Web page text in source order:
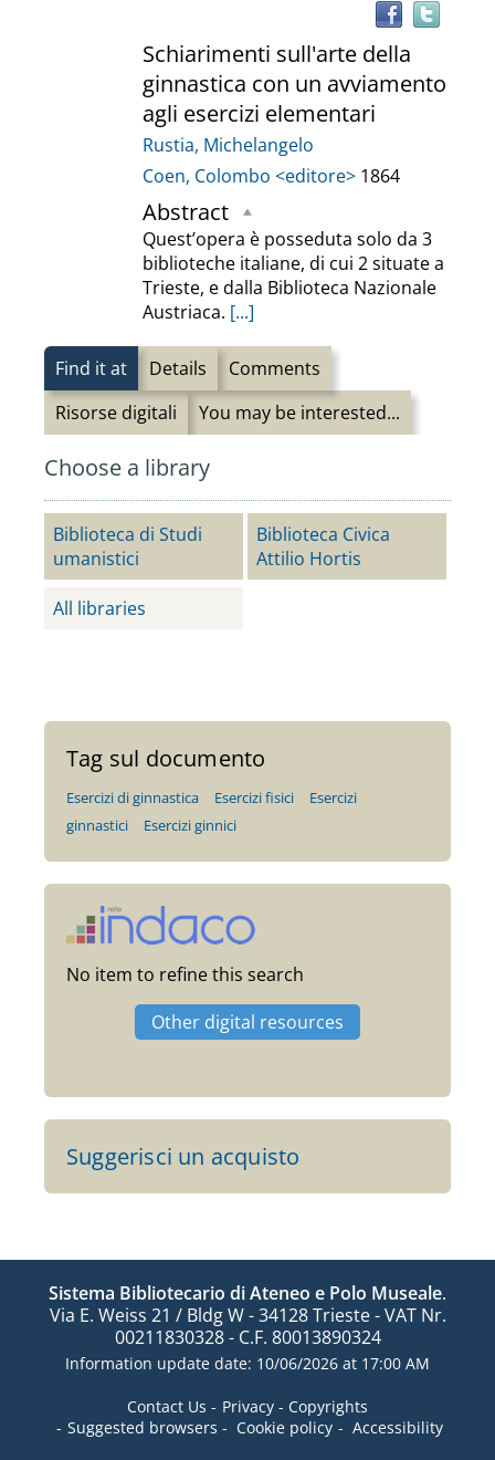
Schiarimenti sull'arte della
ginnastica con un avviamento
agli esercizi elementari
Rustia, Michelangelo
Coen, Colombo <editore> 1864
Abstract
Quest’opera è posseduta solo da 3
biblioteche italiane, di cui 2 situate a
Trieste, e dalla Biblioteca Nazionale
Austriaca. [...]
Find it at Details
Comments
Risorse digitali
You may be interested...
Choose a library
Biblioteca di Studi
umanistici
Biblioteca Civica
Attilio Hortis
All libraries
Tag sul documento
Esercizi di ginnastica Esercizi fisici
Esercizi
ginnastici
Esercizi ginnici
No item to refine this search
Other digital resources
Suggerisci un acquisto
Sistema Bibliotecario di Ateneo e Polo Museale.
Via E. Weiss 21 / Bldg W - 34128 Trieste - VAT Nr.
00211830328 - C.F. 80013890324
Information update date: 10/06/2026 at 17:00 AM
Contact Us Privacy
Copyrights
Suggested browsers
Cookie policy Accessibility